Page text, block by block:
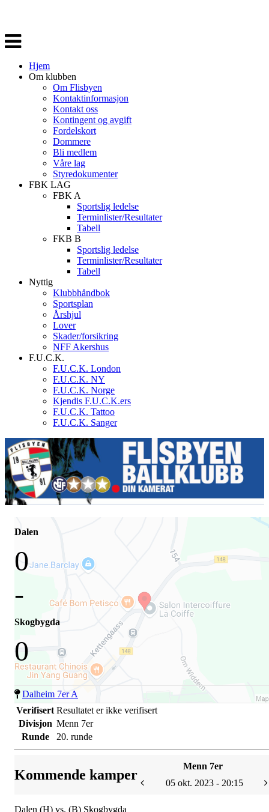
Veksle
navigasjon
Hjem
Om klubben
Om Flisbyen
Kontaktinformasjon
Kontakt oss
Kontingent og avgift
Fordelskort
Dommere
Bli medlem
Våre lag
Styredokumenter
FBK LAG
FBK A
Sportslig ledelse
Terminlister/Resultater
Tabell
FKB B
Sportslig ledelse
Terminlister/Resultater
Tabell
Nyttig
Klubbhåndbok
Sportsplan
Årshjul
Lover
Skader/forsikring
NFF Akershus
F.U.C.K.
F.U.C.K. London
F.U.C.K. NY
F.U.C.K. Norge
Kjendis F.U.C.K.ers
F.U.C.K. Tattoo
F.U.C.K. Sanger
Dalen
0
-
Skogbygda
0
Dalheim 7er A
Verifisert Resultatet er ikke verifisert
Divisjon Menn 7er
Runde
20. runde
Kommende kamper
Menn 7er
05 okt. 2023 - 20:15
Dalen (H) vs. (B) Skogbygda